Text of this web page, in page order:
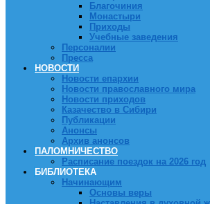
Благочиния
Монастыри
Приходы
Учебные заведения
Персоналии
Пресса
НОВОСТИ
Новости епархии
Новости православного мира
Новости приходов
Казачество в Сибири
Публикации
Анонсы
Архив анонсов
ПАЛОМНИЧЕСТВО
Расписание поездок на 2026 год
БИБЛИОТЕКА
Начинающим
Основы веры